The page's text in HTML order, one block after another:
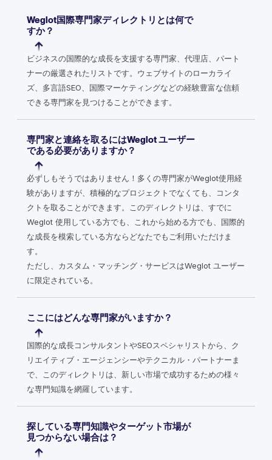
Weglot国際専門家ディレクトリとは何で
すか？
ビジネスの国際的な成長を支援する専門家、代理店、パート
ナーの厳選されたリストです。ウェブサイトのローカライ
ズ、多言語SEO、国際マーケティングなどの経験豊富な信頼
できる専門家を見つけることができます。
専門家と連絡を取るにはWeglot ユーザー
である必要がありますか？
必ずしもそうではありません！多くの専門家がWeglot使用経
験がありますが、積極的なプロジェクトでなくても、コンタ
クトを取ることができます。このディレクトリは、すでに
Weglot 使用している方でも、これから始める方でも、国際的
な成長を模索している方ならどなたでもご利用いただけま
す。
ただし、カスタム・マッチング・サービスはWeglot ユーザー
に限定されている。
ここにはどんな専門家がいますか？
国際的な成長コンサルタントやSEOスペシャリストから、ク
リエイティブ・エージェンシーやテクニカル・パートナーま
で、このディレクトリは、新しい市場で成功するための様々
な専門知識を網羅しています。
探している専門知識やターゲット市場が
見つからない場合は？